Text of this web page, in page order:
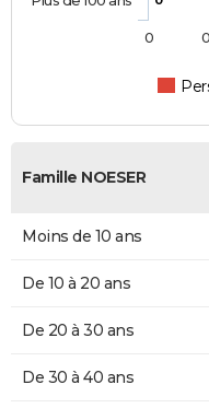
0
Famille NOESER
Moins de 10 ans
De 10 à 20 ans
De 20 à 30 ans
De 30 à 40 ans